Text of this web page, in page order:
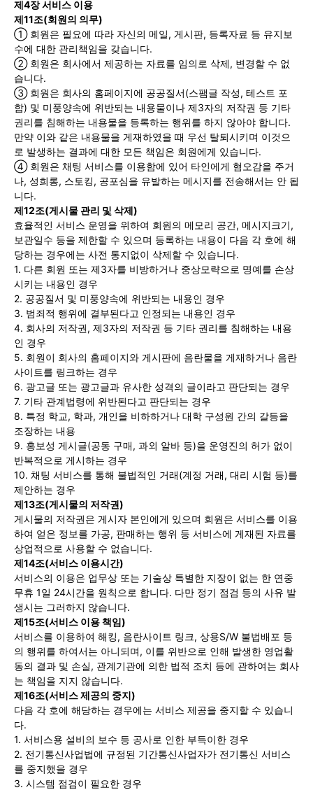
제4장 서비스 이용
제11조(회원의 의무)
① 회원은 필요에 따라 자신의 메일, 게시판, 등록자료 등 유지보
수에 대한 관리책임을 갖습니다.
② 회원은 회사에서 제공하는 자료를 임의로 삭제, 변경할 수 없
습니다.
③ 회원은 회사의 홈페이지에 공공질서(스팸글 작성, 테스트 포
함) 및 미풍양속에 위반되는 내용물이나 제3자의 저작권 등 기타
권리를 침해하는 내용물을 등록하는 행위를 하지 않아야 합니다.
만약 이와 같은 내용물을 게재하였을 때 우선 탈퇴시키며 이것으
로 발생하는 결과에 대한 모든 책임은 회원에게 있습니다.
④ 회원은 채팅 서비스를 이용함에 있어 타인에게 혐오감을 주거
나, 성희롱, 스토킹, 공포심을 유발하는 메시지를 전송해서는 안 됩
니다.
제12조(게시물 관리 및 삭제)
효율적인 서비스 운영을 위하여 회원의 메모리 공간, 메시지크기,
보관일수 등을 제한할 수 있으며 등록하는 내용이 다음 각 호에 해
당하는 경우에는 사전 통지없이 삭제할 수 있습니다.
1. 다른 회원 또는 제3자를 비방하거나 중상모략으로 명예를 손상
시키는 내용인 경우
2. 공공질서 및 미풍양속에 위반되는 내용인 경우
3. 범죄적 행위에 결부된다고 인정되는 내용인 경우
4. 회사의 저작권, 제3자의 저작권 등 기타 권리를 침해하는 내용
인 경우
5. 회원이 회사의 홈페이지와 게시판에 음란물을 게재하거나 음란
사이트를 링크하는 경우
6. 광고글 또는 광고글과 유사한 성격의 글이라고 판단되는 경우
7. 기타 관계법령에 위반된다고 판단되는 경우
8. 특정 학교, 학과, 개인을 비하하거나 대학 구성원 간의 갈등을
조장하는 내용
9. 홍보성 게시글(공동 구매, 과외 알바 등)을 운영진의 허가 없이
반복적으로 게시하는 경우
10. 채팅 서비스를 통해 불법적인 거래(계정 거래, 대리 시험 등)를
제안하는 경우
제13조(게시물의 저작권)
게시물의 저작권은 게시자 본인에게 있으며 회원은 서비스를 이용
하여 얻은 정보를 가공, 판매하는 행위 등 서비스에 게재된 자료를
상업적으로 사용할 수 없습니다.
제14조(서비스 이용시간)
서비스의 이용은 업무상 또는 기술상 특별한 지장이 없는 한 연중
무휴 1일 24시간을 원칙으로 합니다. 다만 정기 점검 등의 사유 발
생시는 그러하지 않습니다.
제15조(서비스 이용 책임)
서비스를 이용하여 해킹, 음란사이트 링크, 상용S/W 불법배포 등
의 행위를 하여서는 아니되며, 이를 위반으로 인해 발생한 영업활
동의 결과 및 손실, 관계기관에 의한 법적 조치 등에 관하여는 회사
는 책임을 지지 않습니다.
제16조(서비스 제공의 중지)
다음 각 호에 해당하는 경우에는 서비스 제공을 중지할 수 있습니
다.
1. 서비스용 설비의 보수 등 공사로 인한 부득이한 경우
2. 전기통신사업법에 규정된 기간통신사업자가 전기통신 서비스
를 중지했을 경우
3. 시스템 점검이 필요한 경우